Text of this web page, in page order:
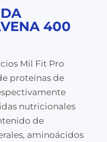
400
Mil Fit Pro
proteínas de
nutricionales
de
aminoácidos